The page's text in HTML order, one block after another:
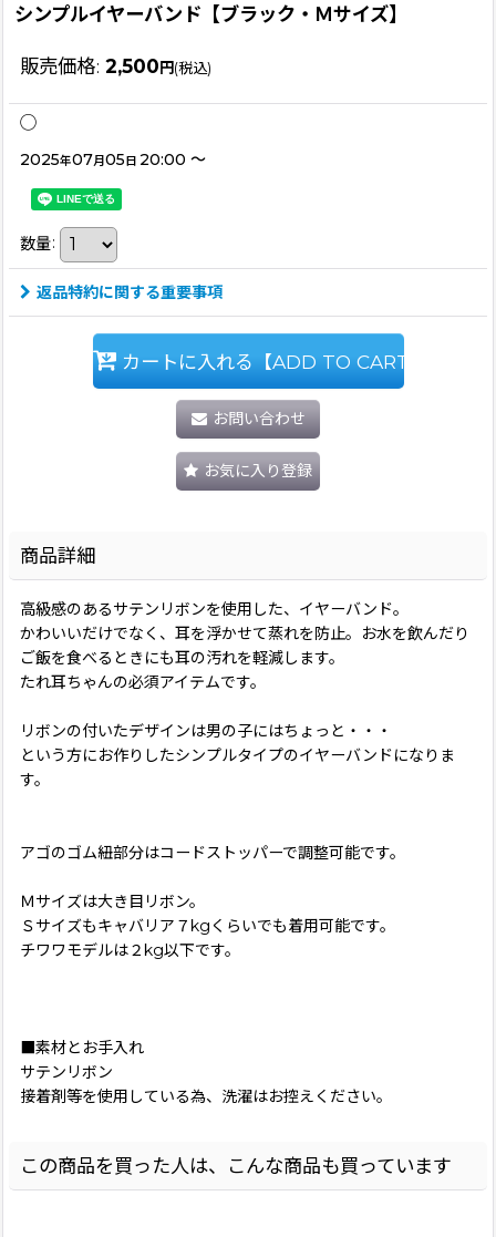
シンプルイヤーバンド【ブラック・Ｍサイズ】
販売価格: 2,500円(税込)
◯
2025年07月 05日 20:00 ～
数量:
返品特約に関する重要事項
カートに入れる【ADD TO CART】
お問い合わせ
お気に入り登録
商品詳細
高級感のあるサテンリボンを使用した、イヤーバンド。
かわいいだけでなく、耳を浮かせて蒸れを防止。お水を飲んだり
ご飯を食べるときにも耳の汚れを軽減します。
たれ耳ちゃんの必須アイテムです。
リボンの付いたデザインは男の子にはちょっと・・・
という方にお作りしたシンプルタイプのイヤーバンドになりま
す。
アゴのゴム紐部分はコードストッパーで調整可能です。
Ｍサイズは大き目リボン。
Ｓサイズもキャバリア７kgくらいでも着用可能です。
チワワモデルは２kg以下です。
■素材とお手入れ
サテンリボン
接着剤等を使用している為、洗濯はお控えください。
この商品を買った人は、こんな商品も買っています